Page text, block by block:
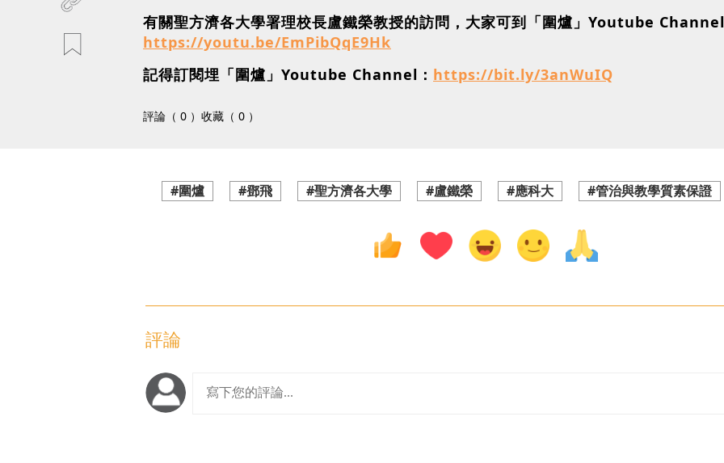
有關聖方濟各大學署理校長盧鐵榮教授的訪問，大家可到「圍爐」Youtube
https://youtu.be/EmPibQqE9Hk
記得訂閱埋「圍爐」Youtube Channel： https://bit.ly/3anWuIQ
評論（ 0 ） 收藏（ 0 ）
#圍爐 #鄧飛 #聖方濟各大學 #盧鐵榮 #應科大 #管治與教學質素保證
評論